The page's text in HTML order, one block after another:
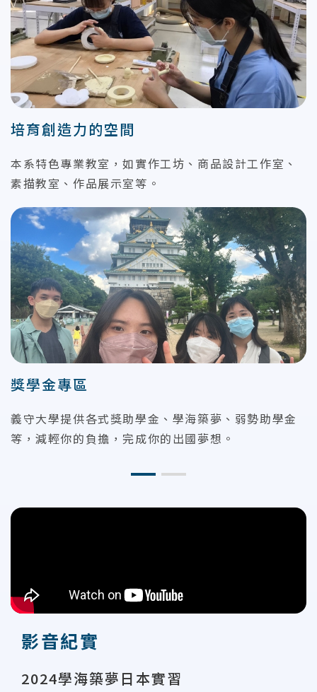
培育創造力的空間
本系特色專業教室，如實作工坊、商品設計工作室、
素描教室、作品展示室等。
獎學金專區
義守大學提供各式獎助學金、學海築夢、弱勢助學金
等，減輕你的負擔，完成你的出國夢想。
影音紀實
2024學海築夢日本實習